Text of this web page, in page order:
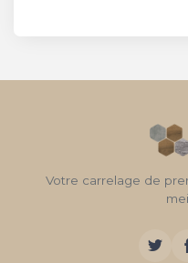
Votre carrelage de